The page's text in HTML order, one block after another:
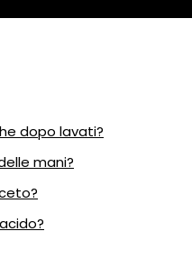
dopo lavati?
mani?